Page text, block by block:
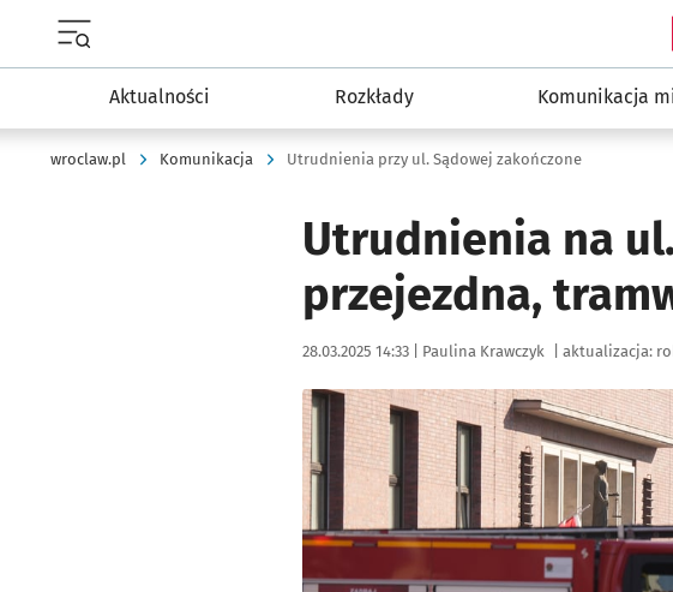
Aktualności Rozkłady Komunikacja
wroclaw.pl Komunikacja Utrudnienia przy ul. Sądowej zakończone
Utrudnienia na
przejezdna,
Data publikacji:
28.03.2025 14:33 | Autor:
Paulina Krawczyk aktualizacja:
Kliknij, aby zobaczyć galerię
Kliknij, aby powiększyć